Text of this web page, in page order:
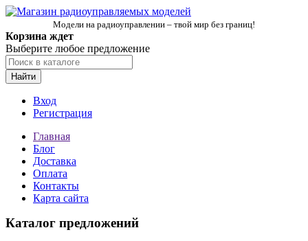
Модели на радиоуправлении – твой мир без границ!
Корзина ждет
Выберите любое предложение
Найти
Вход
Регистрация
Главная
Блог
Доставка
Оплата
Контакты
Карта сайта
Каталог предложений